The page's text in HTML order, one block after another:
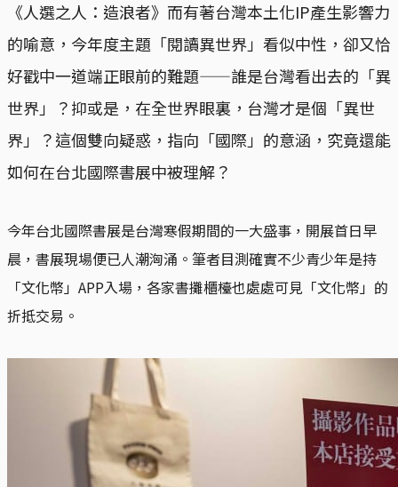
《人選之人：造浪者》而有著台灣本土化IP產生影響力
的喻意，今年度主題「閱讀異世界」看似中性，卻又恰
好戳中一道端正眼前的難題——誰是台灣看出去的「異
世界」？抑或是，在全世界眼裏，台灣才是個「異世
界」？這個雙向疑惑，指向「國際」的意涵，究竟還能
如何在台北國際書展中被理解？
今年台北國際書展是台灣寒假期間的一大盛事，開展首日早
晨，書展現場便已人潮洶涌。筆者目測確實不少青少年是持
「文化幣」APP入場，各家書攤櫃檯也處處可見「文化幣」的
折抵交易。